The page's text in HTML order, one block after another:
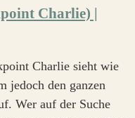
Charlie) |
Charlie sieht wie
jedoch den ganzen
Wer auf der Suche